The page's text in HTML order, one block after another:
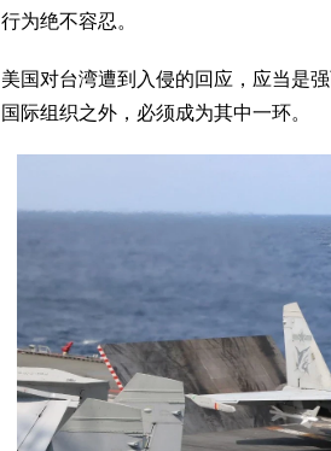
行为绝不容忍。
美国对台湾遭到入侵的回应，应当是
国际组织之外，必须成为其中一环。